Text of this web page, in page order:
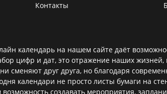
Контакты
календарь на нашем сайте даёт
цифр и дат, это отражение наших
сменяют друг друга, но благодаря
календари не просто листы бумаги на
возможность создавать мероприятия,